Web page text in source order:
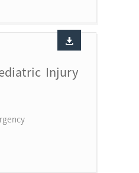
Injury